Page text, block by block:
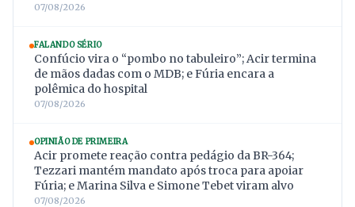
07/08/2026
FALANDO SÉRIO
Confúcio vira o “pombo no tabuleiro”; Acir termina
de mãos dadas com o MDB; e Fúria encara a
polêmica do hospital
07/08/2026
OPINIÃO DE PRIMEIRA
Acir promete reação contra pedágio da BR-364;
Tezzari mantém mandato após troca para apoiar
Fúria; e Marina Silva e Simone Tebet viram alvo
07/08/2026